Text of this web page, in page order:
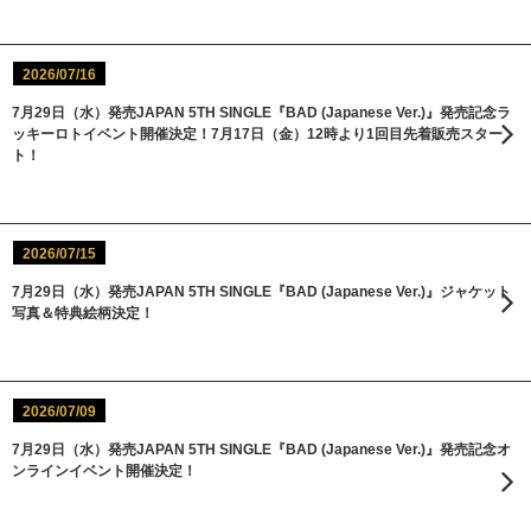
2026/07/16
7月29日（水）発売JAPAN 5TH SINGLE『BAD (Japanese Ver.)』発売記念ラ
ッキーロトイベント開催決定！7月17日（金）12時より1回目先着販売スター
ト！
2026/07/15
7月29日（水）発売JAPAN 5TH SINGLE『BAD (Japanese Ver.)』ジャケット
写真＆特典絵柄決定！
2026/07/09
7月29日（水）発売JAPAN 5TH SINGLE『BAD (Japanese Ver.)』発売記念オ
ンラインイベント開催決定！